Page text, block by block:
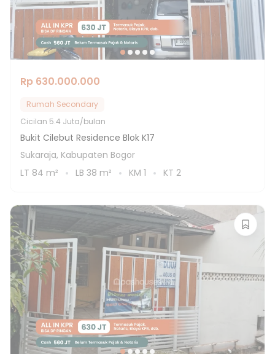
Rp 630.000.000
Rumah Secondary
Cicilan 5.4 Juta/bulan
Bukit Cilebut Residence Blok K17
Sukaraja, Kabupaten Bogor
LT 84 m² LB 38 m² KM 1 KT 2